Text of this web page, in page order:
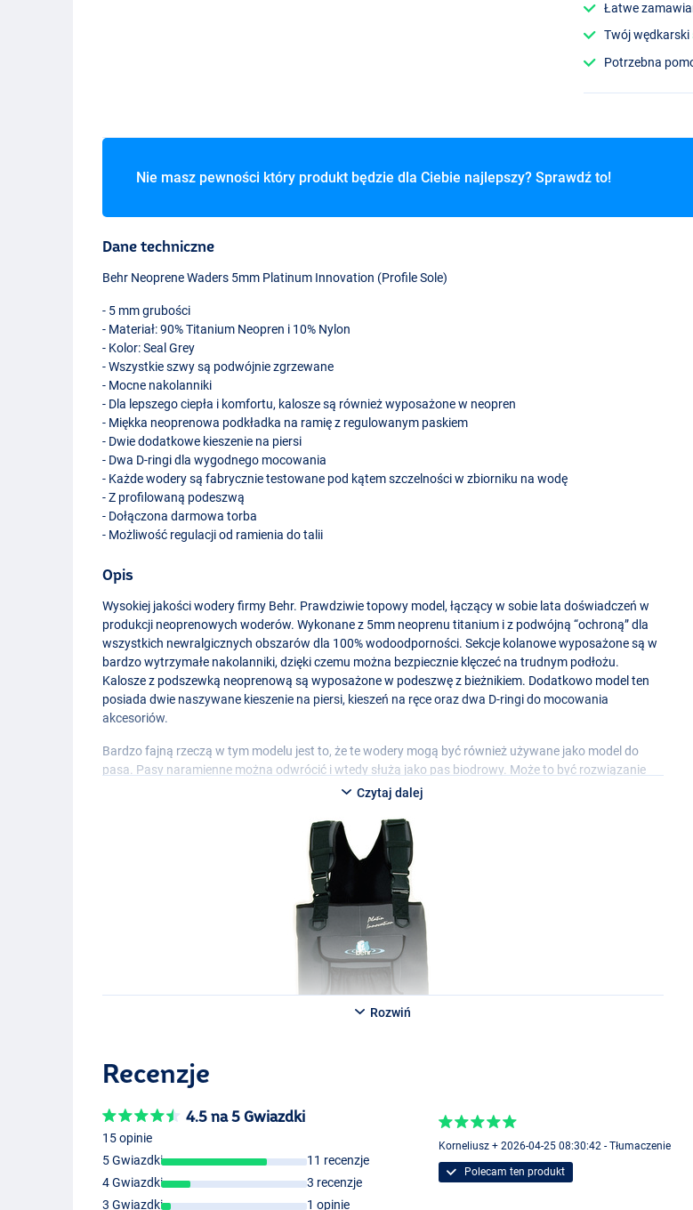
Łatwe
Twój wędkarski
Potrzebna
Nie masz pewności który produkt będzie dla Ciebie najlepszy? Sprawdź to!
Dane techniczne
Behr Neoprene Waders 5mm Platinum Innovation (Profile Sole)
- 5 mm grubości
- Materiał: 90% Titanium Neopren i 10% Nylon
- Kolor: Seal Grey
- Wszystkie szwy są podwójnie zgrzewane
- Mocne nakolanniki
- Dla lepszego ciepła i komfortu, kalosze są również wyposażone w neopren
- Miękka neoprenowa podkładka na ramię z regulowanym paskiem
- Dwie dodatkowe kieszenie na piersi
- Dwa D-ringi dla wygodnego mocowania
- Każde wodery są fabrycznie testowane pod kątem szczelności w zbiorniku na wodę
- Z profilowaną podeszwą
- Dołączona darmowa torba
- Możliwość regulacji od ramienia do talii
Opis
Wysokiej jakości wodery firmy Behr. Prawdziwie topowy model, łączący w sobie lata doświadczeń w
produkcji neoprenowych woderów. Wykonane z 5mm neoprenu titanium i z podwójną “ochroną” dla
wszystkich newralgicznych obszarów dla 100% wodoodporności. Sekcje kolanowe wyposażone są w
bardzo wytrzymałe nakolanniki, dzięki czemu można bezpiecznie klęczeć na trudnym podłożu.
Kalosze z podszewką neoprenową są wyposażone w podeszwę z bieżnikiem. Dodatkowo model ten
posiada dwie naszywane kieszenie na piersi, kieszeń na ręce oraz dwa D-ringi do mocowania
akcesoriów.
Bardzo fajną rzeczą w tym modelu jest to, że te wodery mogą być również używane jako model do
pasa. Pasy naramienne można odwrócić i wtedy służą jako pas biodrowy. Może to być rozwiązanie
dla osób, które po dłuższym brodzeniu odczuwają ciągnięcie w ramionach lub dolnej części pleców
Te wodery w kolorze Seal Grey zapewnią Ci wiele lat przyjemności z brodzenia!
Czytaj dalej
Rozwiń
Recenzje
4.5 na 5 Gwiazdki
15 opinie
5 Gwiazdki
11 recenzje
4 Gwiazdki
3 recenzje
3 Gwiazdki
1 opinie
Korneliusz + 2026-04-25 08:30:42 - Tłumaczenie
Polecam ten produkt